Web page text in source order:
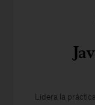
Lidera la